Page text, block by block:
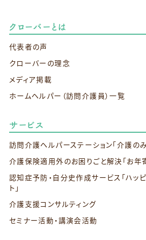
クローバーとは
代表者の声
クローバーの理念
メディア掲載
ホームヘルパー（訪問介護員）一覧
サービス
訪問介護ヘルパーステーション「介護の
介護保険適用外のお困りごと解決 「お年
認知症予防・自分史作成サービス 「ハッ
ト」
介護支援コンサルティング
セミナー活動・講演会活動